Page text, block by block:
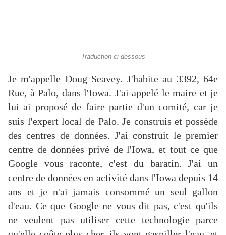
Traduction ci-dessous
Je m'appelle Doug Seavey. J'habite au 3392, 64e
Rue, à Palo, dans l'Iowa. J'ai appelé le maire et je
lui ai proposé de faire partie d'un comité, car je
suis l'expert local de Palo. Je construis et possède
des centres de données. J'ai construit le premier
centre de données privé de l'Iowa, et tout ce que
Google vous raconte, c'est du baratin. J'ai un
centre de données en activité dans l'Iowa depuis 14
ans et je n'ai jamais consommé un seul gallon
d'eau. Ce que Google ne vous dit pas, c'est qu'ils
ne veulent pas utiliser cette technologie parce